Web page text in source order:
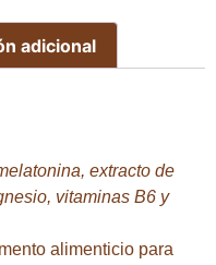
adicional
extracto de
vitaminas B6 y
alimenticio para